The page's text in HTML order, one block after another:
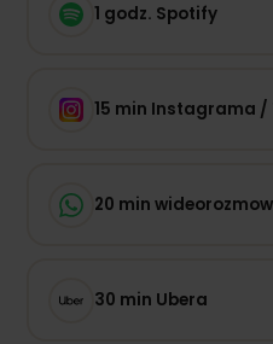
1 godz. Spotify
15 min Instagrama /
20 min
30 min Ubera